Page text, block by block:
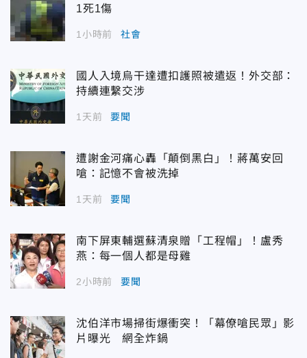
1死1傷
1小時前 社會
國人入境烏干達遭扣護照被遣返！外交部：
持續連繫交涉
1天前 要聞
遭謝金河痛心轟「顛倒黑白」！蔣萬安回
嗆：記憶不會被洗掉
1天前 要聞
南下屏東輔選蘇清泉贈「工程帽」！盧秀
燕：每一個人都是母雞
2小時前 要聞
沈伯洋市場掃街爆衝突！「幕僚嗆民眾」影
片曝光 網全炸鍋